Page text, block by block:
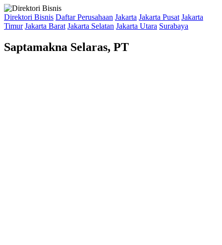
Direktori Bisnis Daftar Perusahaan Jakarta Jakarta Pusat Jakarta
Timur Jakarta Barat Jakarta Selatan Jakarta Utara Surabaya
Saptamakna Selaras, PT